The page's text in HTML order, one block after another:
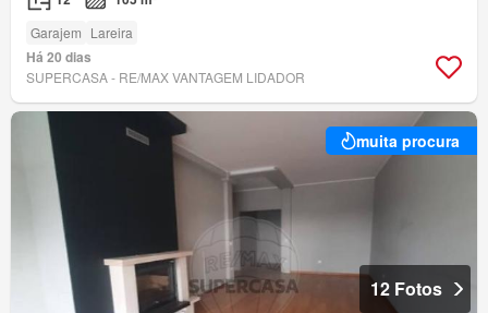
Garajem Lareira
Há 20 dias
SUPERCASA - RE/MAX VANTAGEM LIDADOR
muita procura
12 Fotos